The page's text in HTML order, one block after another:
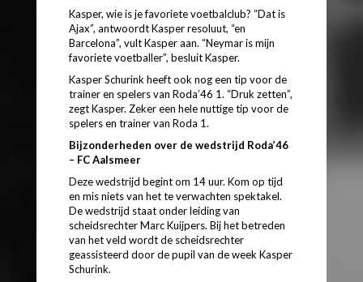
Kasper, wie is je favoriete voetbalclub? “Dat is
Ajax”, antwoordt Kasper resoluut, “en
Barcelona”, vult Kasper aan. “Neymar is mijn
favoriete voetballer”, besluit Kasper.
Kasper Schurink heeft ook nog een tip voor de
trainer en spelers van Roda’46 1. “Druk zetten”,
zegt Kasper. Zeker een hele nuttige tip voor de
spelers en trainer van Roda 1.
Bijzonderheden over de wedstrijd Roda’46
– FC Aalsmeer
Deze wedstrijd begint om 14 uur. Kom op tijd
en mis niets van het te verwachten spektakel.
De wedstrijd staat onder leiding van
scheidsrechter Marc Kuijpers. Bij het betreden
van het veld wordt de scheidsrechter
geassisteerd door de pupil van de week Kasper
Schurink.